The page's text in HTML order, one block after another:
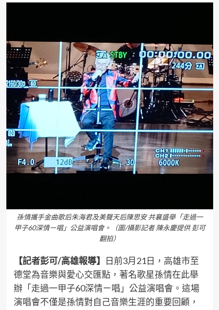
孫情攜手金曲歌后朱海君及美聲天后陳思安 共襄盛舉「走過一
甲子60深情ㄧ唱」公益演唱會。（圖/攝影記者 陳永慶提供 彭可
翻拍）
【記者彭可/高雄報導】
日前3月21日，高雄市至
德堂為音樂與愛心交匯點，著名歌星孫情在此舉
辦「走過一甲子60深情ㄧ唱」公益演唱會。這場
演唱會不僅是孫情對自己音樂生涯的重要回顧，